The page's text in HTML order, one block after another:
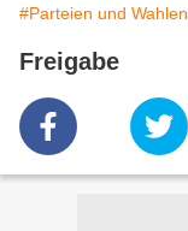
#Parteien und Wahlen
Freigabe